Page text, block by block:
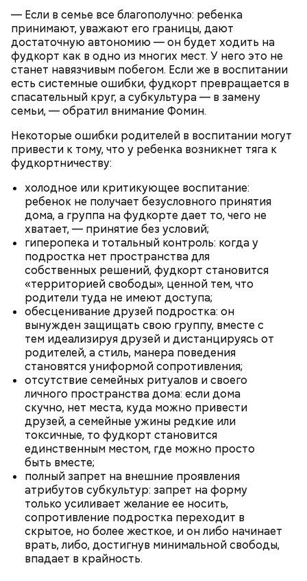
— Если в семье все благополучно: ребенка
принимают, уважают его границы, дают
достаточную автономию — он будет ходить на
фудкорт как в одно из многих мест. У него это не
станет навязчивым побегом. Если же в воспитании
есть системные ошибки, фудкорт превращается в
спасательный круг, а субкультура — в замену
семьи, — обратил внимание Фомин.
Некоторые ошибки родителей в воспитании могут
привести к тому, что у ребенка возникнет тяга к
фудкортничеству:
холодное или критикующее воспитание:
ребенок не получает безусловного принятия
дома, а группа на фудкорте дает то, чего не
хватает, — принятие без условий;
гиперопека и тотальный контроль: когда у
подростка нет пространства для
собственных решений, фудкорт становится
«территорией свободы», ценной тем, что
родители туда не имеют доступа;
обесценивание друзей подростка: он
вынужден защищать свою группу, вместе с
тем идеализируя друзей и дистанцируясь от
родителей, а стиль, манера поведения
становятся униформой сопротивления;
отсутствие семейных ритуалов и своего
личного пространства дома: если дома
скучно, нет места, куда можно привести
друзей, а семейные ужины редкие или
токсичные, то фудкорт становится
единственным местом, где можно просто
быть вместе;
полный запрет на внешние проявления
атрибутов субкультур: запрет на форму
только усиливает желание ее носить,
сопротивление подростка переходит в
скрытое, но более жесткое, и он либо начинает
врать, либо, достигнув минимальной свободы,
впадает в крайность.